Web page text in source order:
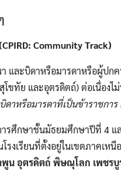
Community Track)
และบิดาหรือมารดาหรือผู้ปก
ขทัย และอุตรดิตถ์) ต่อเนื่องไ
ดาหรือมารดาที่เป็นข้าราชการ
ารศึกษาชั้นมัธยมศึกษาปีที่ 4
รงเรียนที่ตั้งอยู่ในเขตภาคเหนื
น อุตรดิตถ์ พิษณุโลก เพชร